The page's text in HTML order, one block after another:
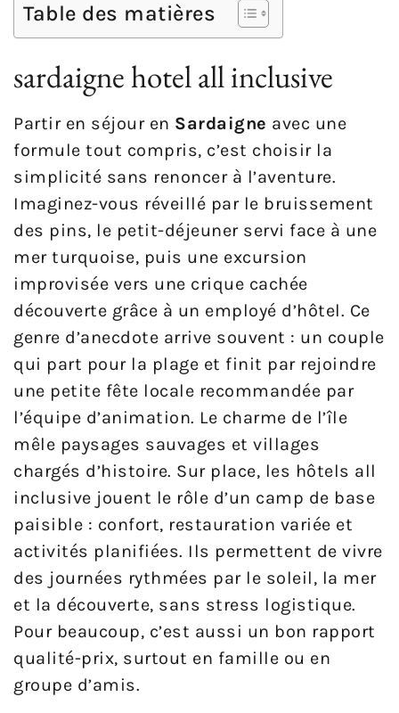
Table des matières
sardaigne hotel all inclusive
Partir en séjour en Sardaigne avec une
formule tout compris, c’est choisir la
simplicité sans renoncer à l’aventure.
Imaginez-vous réveillé par le bruissement
des pins, le petit-déjeuner servi face à une
mer turquoise, puis une excursion
improvisée vers une crique cachée
découverte grâce à un employé d’hôtel. Ce
genre d’anecdote arrive souvent : un couple
qui part pour la plage et finit par rejoindre
une petite fête locale recommandée par
l’équipe d’animation. Le charme de l’île
mêle paysages sauvages et villages
chargés d’histoire. Sur place, les hôtels all
inclusive jouent le rôle d’un camp de base
paisible : confort, restauration variée et
activités planifiées. Ils permettent de vivre
des journées rythmées par le soleil, la mer
et la découverte, sans stress logistique.
Pour beaucoup, c’est aussi un bon rapport
qualité-prix, surtout en famille ou en
groupe d’amis.